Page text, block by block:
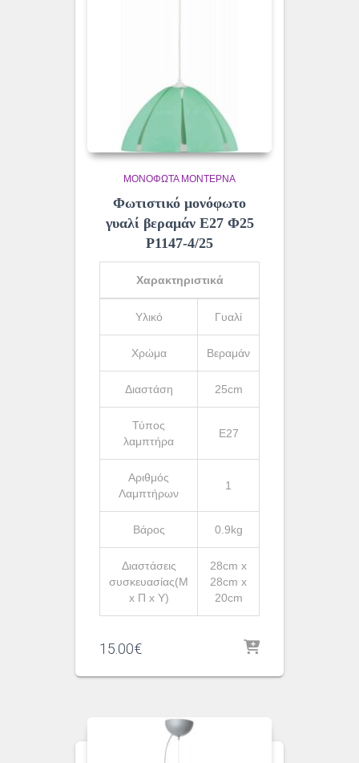
ΜΟΝΌΦΩΤΑ ΜΟΝΤΈΡΝΑ
Φωτιστικό μονόφωτο
γυαλί βεραμάν Ε27 Φ25
Ρ1147-4/25
Χαρακτηριστικά
Υλικό Γυαλί
Χρώμα Βεραμάν
Διαστάση 25cm
Τύπος
λαμπτήρα
Ε27
Αριθμός
Λαμπτήρων
1
Βάρος 0.9kg
Διαστάσεις
συσκευασίας(Μ
x Π x Υ)
28cm x
28cm x
20cm
15.00€